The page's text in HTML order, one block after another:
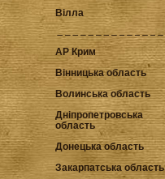
Вілла
АР Крим
Вінницька область
Волинська область
Дніпропетровська
область
Донецька область
Закарпатська область